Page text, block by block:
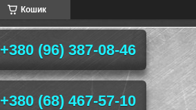
Кошик
+380 (96) 387-08-46
+380 (68) 467-57-10